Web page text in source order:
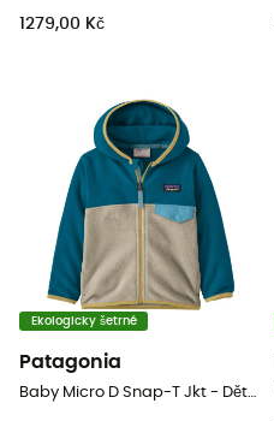
1279,00 Kč
Ekologicky šetrné
Patagonia
Baby Micro D Snap-T Jkt - Dětská Fleesová mikina